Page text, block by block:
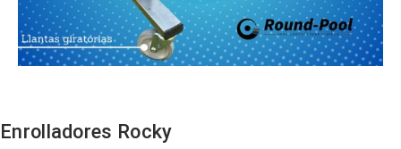
Enrolladores Rocky